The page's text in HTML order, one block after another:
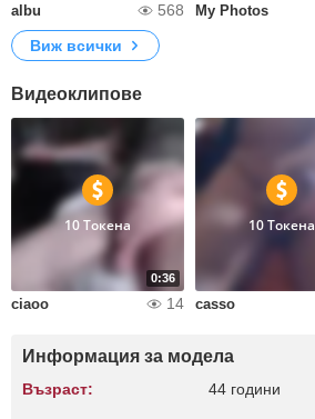
albu 568 My Photos
Виж всички
Видеоклипове
0:36
10 Токена
ciaoo 14
10 Токена
casso
Информация за модела
Възраст: 44 години